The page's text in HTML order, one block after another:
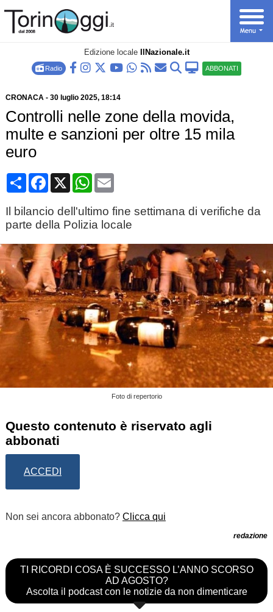
Edizione locale IlNazionale.it
Radio ABBONATI
CRONACA- 30 luglio 2025, 18:14
Controlli nelle zone della movida,
multe e sanzioni per oltre 15 mila
euro
CondividiFacebook
X WhatsApp
Email
Il bilancio dell'ultimo fine settimana di verifiche da
parte della Polizia locale
Foto di repertorio
Questo contenuto è riservato agli
abbonati
ACCEDI
Non sei ancora abbonato? Clicca qui
redazione
TI RICORDI COSA È SUCCESSO L’ANNO SCORSO
AD AGOSTO?
Ascolta il podcast con le notizie da non dimenticare